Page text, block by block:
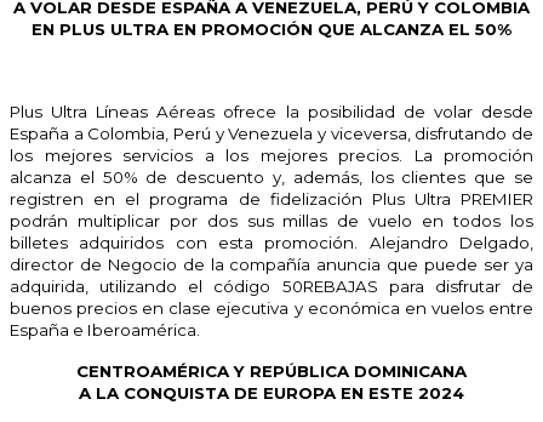
A VOLAR DESDE ESPAÑA A VENEZUELA, PERÚ Y COLOMBIA
EN PLUS ULTRA EN PROMOCIÓN QUE ALCANZA EL 50%
Plus Ultra Líneas Aéreas ofrece la posibilidad de volar desde
España a Colombia, Perú y Venezuela y viceversa, disfrutando de
los mejores servicios a los mejores precios. La promoción
alcanza el 50% de descuento y, además, los clientes que se
registren en el programa de fidelización Plus Ultra PREMIER
podrán multiplicar por dos sus millas de vuelo en todos los
billetes adquiridos con esta promoción. Alejandro Delgado,
director de Negocio de la compañía anuncia que puede ser ya
adquirida, utilizando el código 50REBAJAS para disfrutar de
buenos precios en clase ejecutiva y económica en vuelos entre
España e Iberoamérica.
CENTROAMÉRICA Y REPÚBLICA DOMINICANA
A LA CONQUISTA DE EUROPA EN ESTE 2024